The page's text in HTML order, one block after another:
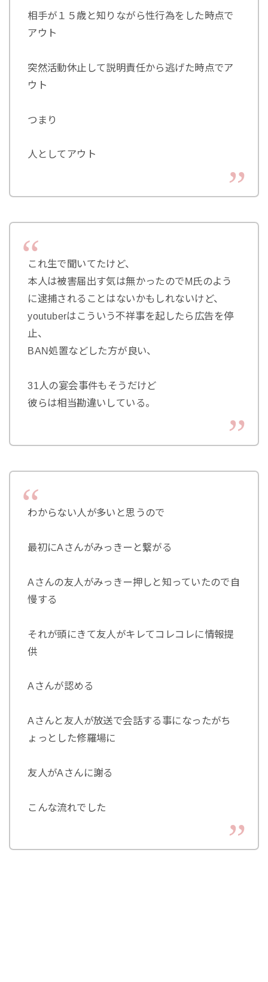
相手が１５歳と知りながら性行為をした時点で
アウト
突然活動休止して説明責任から逃げた時点でア
ウト
つまり
人としてアウト
これ生で聞いてたけど、
本人は被害届出す気は無かったのでM氏のよう
に逮捕されることはないかもしれないけど、
youtuberはこういう不祥事を起したら広告を停
止、
BAN処置などした方が良い、
31人の宴会事件もそうだけど
彼らは相当勘違いしている。
わからない人が多いと思うので
最初にAさんがみっきーと繋がる
Aさんの友人がみっきー押しと知っていたので自
慢する
それが頭にきて友人がキレてコレコレに情報提
供
Aさんが認める
Aさんと友人が放送で会話する事になったがち
ょっとした修羅場に
友人がAさんに謝る
こんな流れでした